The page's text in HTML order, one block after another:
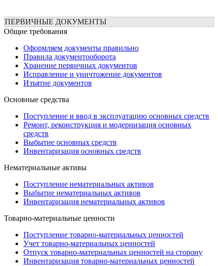
ПЕРВИЧНЫЕ ДОКУМЕНТЫ
Общие требования
Оформляем документы правильно
Правила документооборота
Хранение первичных документов
Исправление и уничтожение документов
Изъятие документов
Основные средства
Поступление и ввод в эксплуатацию основных средств
Ремонт, реконструкция и модернизация основных
средств
Выбытие основных средств
Инвентаризация основных средств
Нематериальные активы
Поступление нематериальных активов
Выбытие нематериальных активов
Инвентаризация нематериальных активов
Товарно-материальные ценности
Поступление товарно-материальных ценностей
Учет товарно-материальных ценностей
Отпуск товарно-материальных ценностей на сторону
Инвентаризация товарно-материальных ценностей